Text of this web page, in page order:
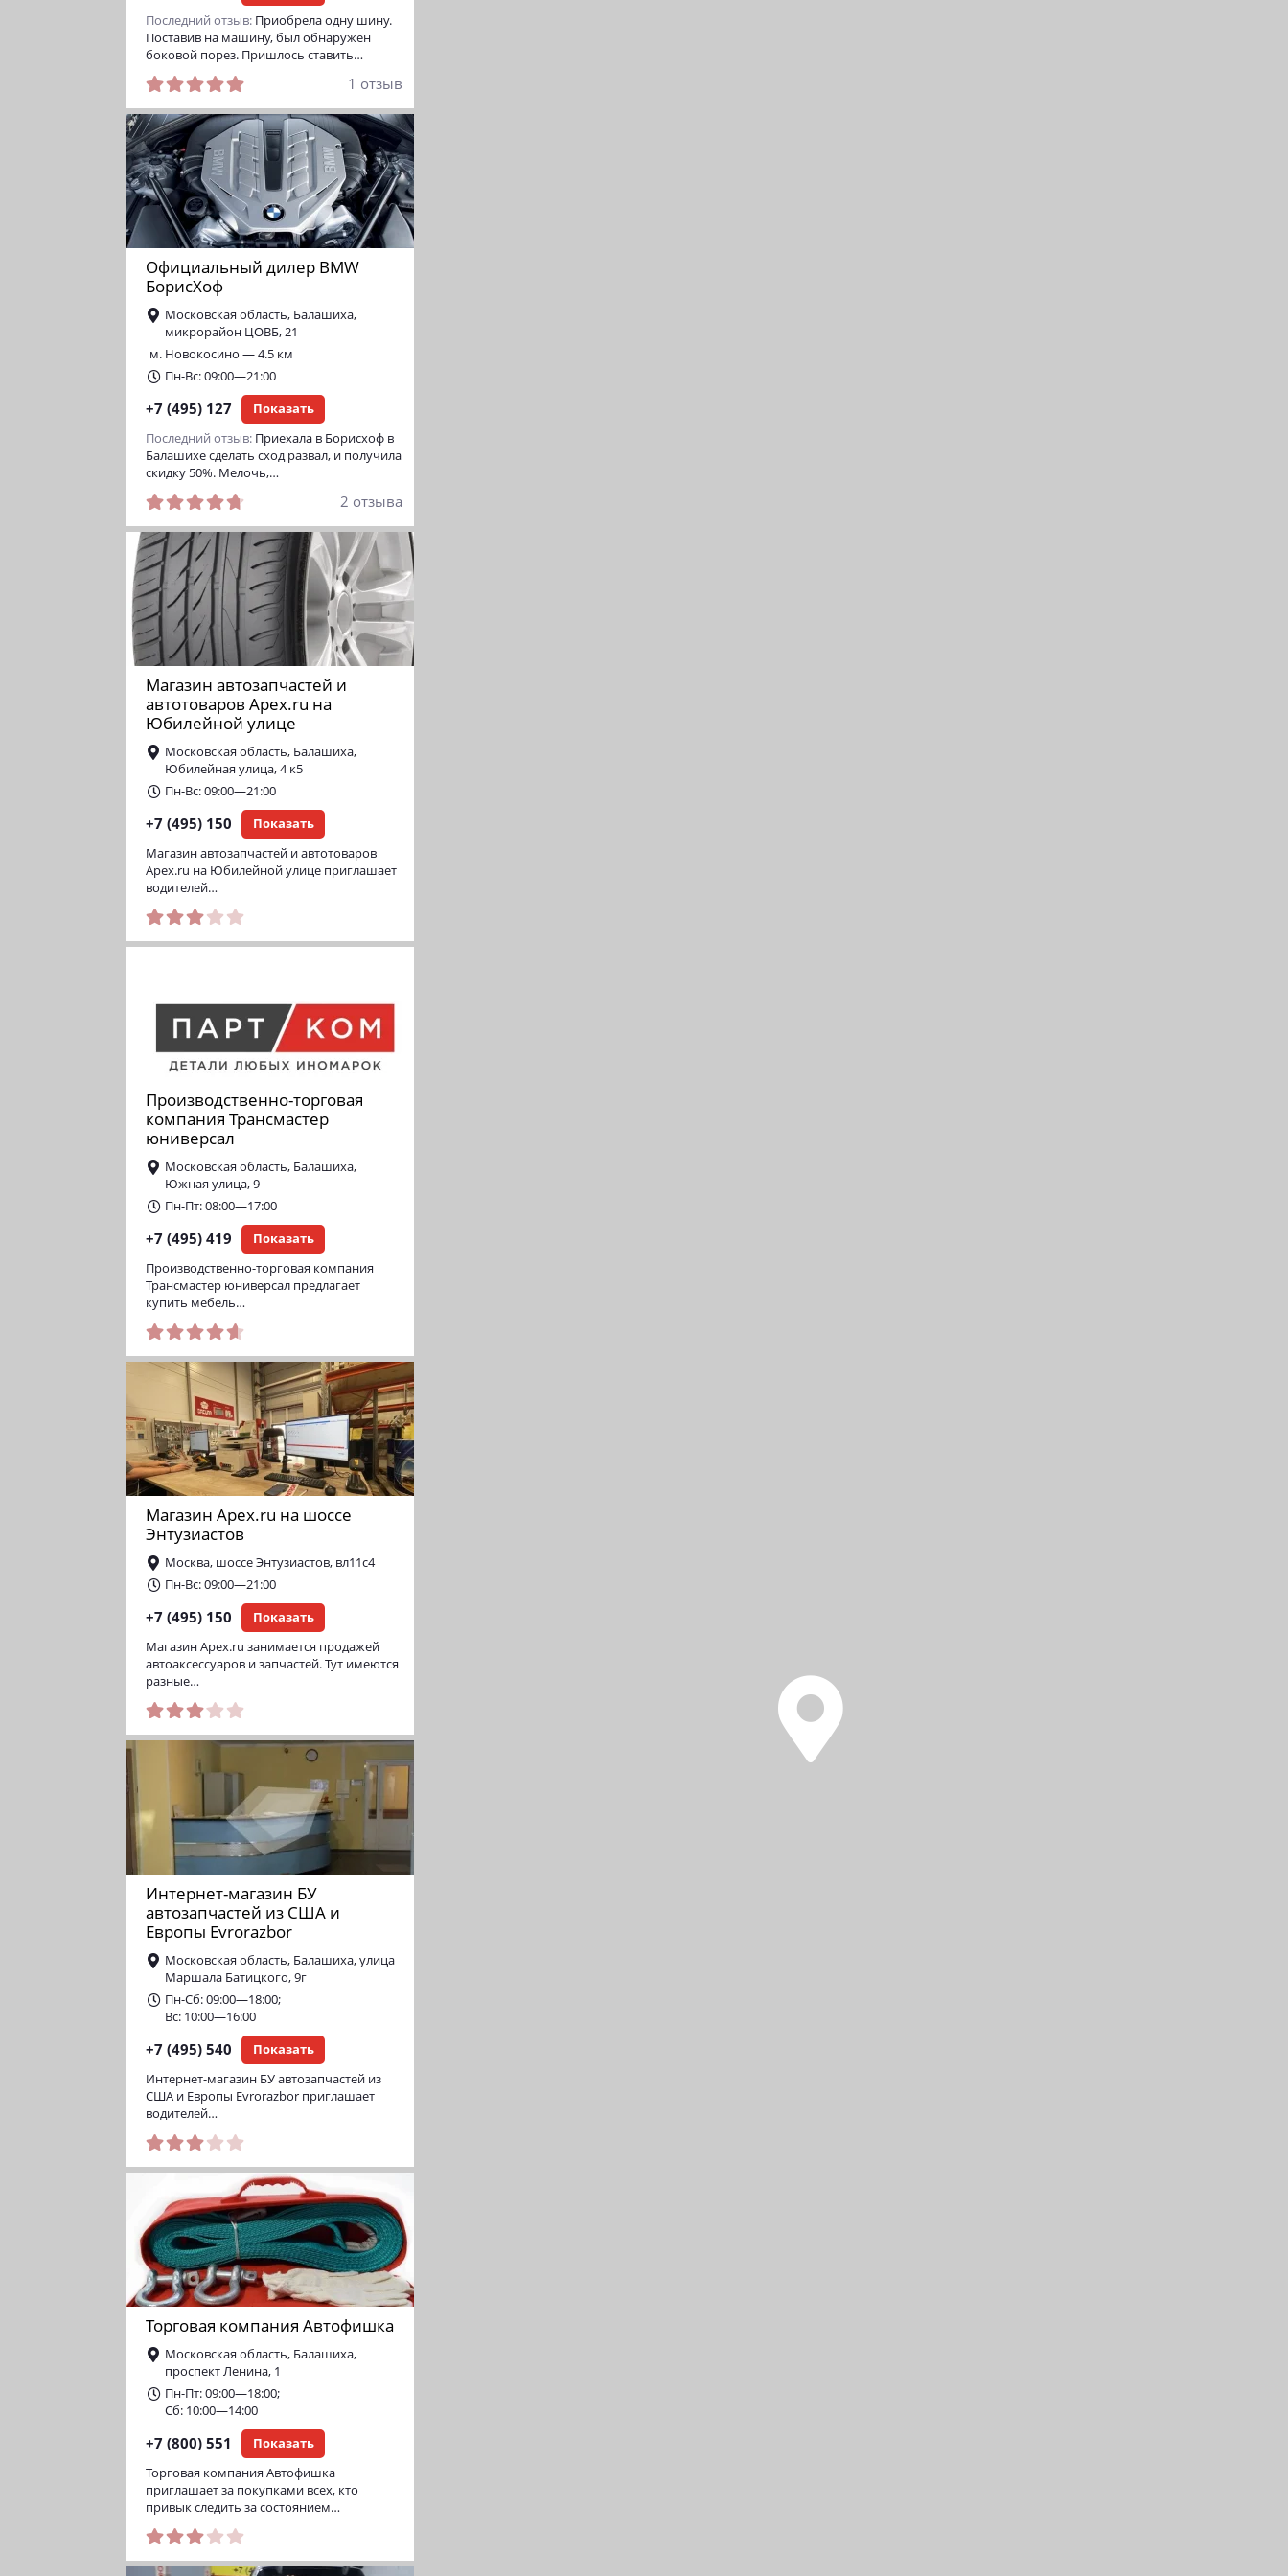
Последний отзыв: Приобрела одну шину.
Поставив на машину, был обнаружен
боковой порез. Пришлось ставить…
1 отзыв
Официальный дилер BMW
БорисХоф
Московская область, Балашиха,
микрорайон ЦОВБ, 21
м. Новокосино — 4.5 км
Пн-Вс: 09:00—21:00
+7 (495) 127 Показать
Последний отзыв: Приехала в Борисхоф в
Балашихе сделать сход развал, и получила
скидку 50%. Мелочь,…
2 отзыва
Магазин автозапчастей и
автотоваров Apex.ru на
Юбилейной улице
Московская область, Балашиха,
Юбилейная улица, 4 к5
Пн-Вс: 09:00—21:00
+7 (495) 150 Показать
Магазин автозапчастей и автотоваров
Apex.ru на Юбилейной улице приглашает
водителей…
Производственно-торговая
компания Трансмастер
юниверсал
Московская область, Балашиха,
Южная улица, 9
Пн-Пт: 08:00—17:00
+7 (495) 419 Показать
Производственно-торговая компания
Трансмастер юниверсал предлагает
купить мебель…
Магазин Apex.ru на шоссе
Энтузиастов
Москва, шоссе Энтузиастов, вл11с4
Пн-Вс: 09:00—21:00
+7 (495) 150 Показать
Магазин Apex.ru занимается продажей
автоаксессуаров и запчастей. Тут имеются
разные…
Интернет-магазин БУ
автозапчастей из США и
Европы Evrorazbor
Московская область, Балашиха, улица
Маршала Батицкого, 9г
Пн-Сб: 09:00—18:00;
Вс: 10:00—16:00
+7 (495) 540 Показать
Интернет-магазин БУ автозапчастей из
США и Европы Evrorazbor приглашает
водителей…
Торговая компания Автофишка
Московская область, Балашиха,
проспект Ленина, 1
Пн-Пт: 09:00—18:00;
Сб: 10:00—14:00
+7 (800) 551 Показать
Торговая компания Автофишка
приглашает за покупками всех, кто
привык следить за состоянием…